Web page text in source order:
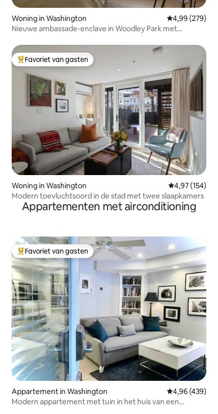
Woning in Washington Gemiddelde
4,99 (279)
Nieuwe ambassade-enclave in Woodley Park met
Topfavoriet van gasten
Favoriet van gasten
Woning in Washington Gemiddelde
4,97 (154)
Modern toevluchtsoord in de stad met twee slaapkamers
Appartementen met airconditioning
Topfavoriet van gasten
Favoriet van gasten
Appartement in Washington Gemiddelde
4,96 (439)
Modern appartement met tuin in het huis van een